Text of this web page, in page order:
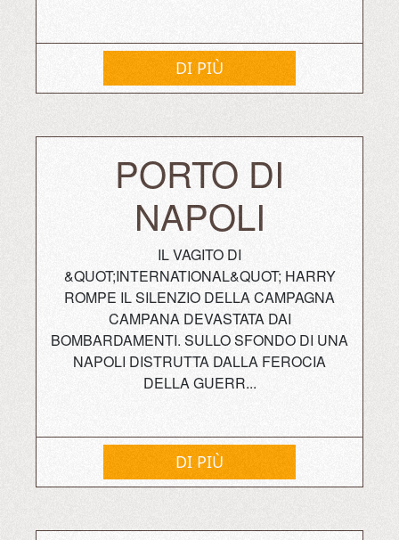
DI PIÙ
PORTO DI
NAPOLI
IL VAGITO DI
&QUOT;INTERNATIONAL&QUOT; HARRY
ROMPE IL SILENZIO DELLA CAMPAGNA
CAMPANA DEVASTATA DAI
BOMBARDAMENTI. SULLO SFONDO DI UNA
NAPOLI DISTRUTTA DALLA FEROCIA
DELLA GUERR...
DI PIÙ